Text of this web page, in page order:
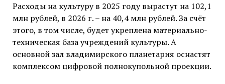
Расходы на культуру в 2025 году вырастут на 102,1
млн рублей, в 2026 г. – на 40,4 млн рублей. За счёт
этого, в том числе, будет укреплена материально-
техническая база учреждений культуры. А
основной зал владимирского планетария оснастят
комплексом цифровой полнокупольной проекции.